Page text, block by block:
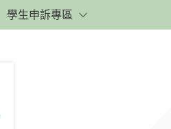
學生申訴專區